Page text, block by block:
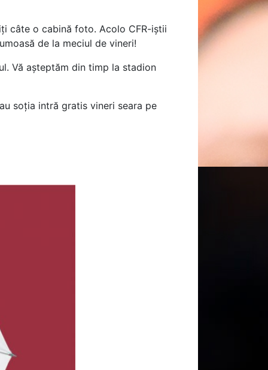
câte o cabină foto. Acolo CFR-iștii
de la meciul de vineri!
Vă așteptăm din timp la stadion
soția intră gratis vineri seara pe